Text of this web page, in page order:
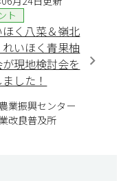
ト
ほく八菜＆嶺北
いほく青果柚
現地検討会を
した！
業振興センター
改良普及所